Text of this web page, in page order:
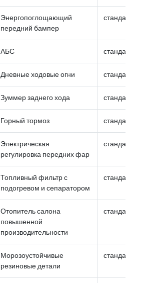
Энергопоглощающий
передний бампер
стандарт
АБС стандарт
Дневные ходовые огни стандарт
Зуммер заднего хода стандарт
Горный тормоз стандарт
Электрическая
регулировка передних фар
стандарт
Топливный фильтр с
подогревом и сепаратором
стандарт
Отопитель салона
повышенной
производительности
стандарт
Морозоустойчивые
резиновые детали
стандарт